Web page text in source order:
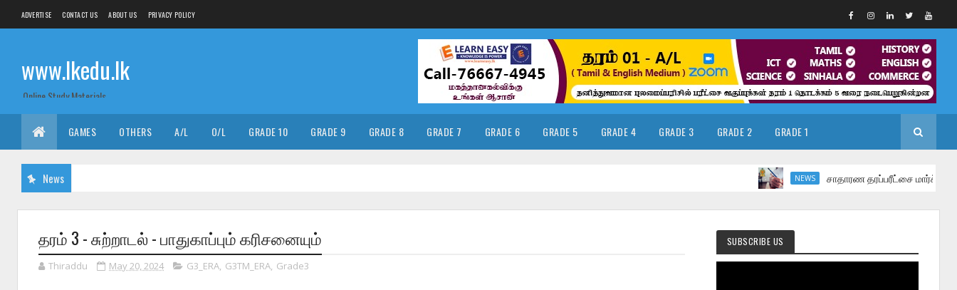
ADVERTISE CONTACT US ABOUT US PRIVACY POLICY
www.lkedu.lk
Online Study Materials
GAMES OTHERS A/L O/L GRADE 10 GRADE 9 GRADE 8 GRADE 7 GRADE 6 GRADE 5 GRADE 4 GRADE 3 GRADE 2 GRADE 1
News NEWS சாதாரண தரப்பரீட்சை மார்ச் மாதத்தில்
தரம் 3 - சுற்றாடல் - பாதுகாப்பும் கரிசனையும்
Thiraddu May 20, 2024 G3_ERA, G3TM_ERA, Grade3
SUBSCRIBE US